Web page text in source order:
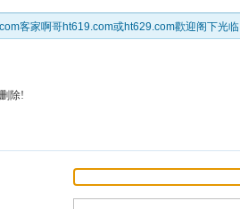
客家啊哥ht619.com或ht629.com歡迎阁下光临
除!